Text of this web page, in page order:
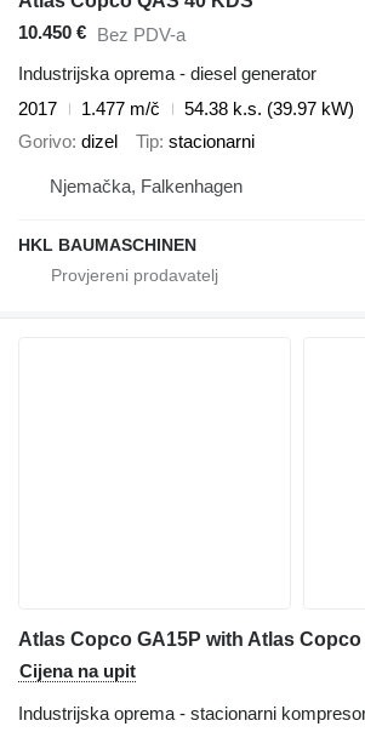
10.450 € Bez PDV-a
Industrijska oprema - diesel generator
2017
1.477 m/č
54.38 k.s. (39.97 kW)
Gorivo dizel Tip stacionarni
Njemačka, Falkenhagen
HKL BAUMASCHINEN
Atlas Copco GA15P with Atlas
Cijena na upit
Industrijska oprema - stacionarni